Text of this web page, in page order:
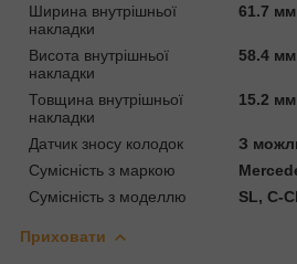
Ширина внутрішньої
накладки
61.7 мм
Висота внутрішньої
накладки
58.4 мм
Товщина внутрішньої
накладки
15.2 мм
Датчик зносу колодок
З
Сумісність з маркою
Сумісність з моделлю
SL, C-
Приховати